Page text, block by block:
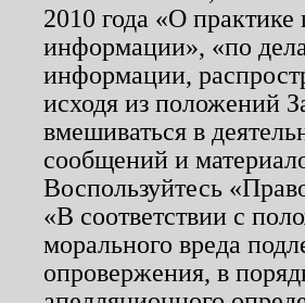
2010 года «О
информации», «по
информации,
исходя из положений
вмешиваться в
сообщений и
Воспользуйтесь
«В соответствии с
морального вреда
опровержения, в